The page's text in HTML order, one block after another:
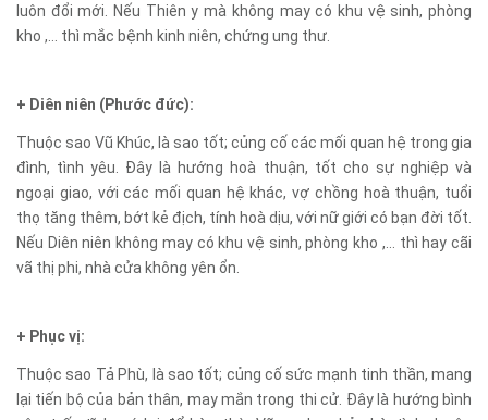
luôn đổi mới. Nếu Thiên y mà không may có khu vệ sinh, phòng
kho ,… thì mắc bệnh kinh niên, chứng ung thư.
+ Diên niên (Phước đức):
Thuộc sao Vũ Khúc, là sao tốt; củng cố các mối quan hệ trong gia
đình, tình yêu. Đây là hướng hoà thuận, tốt cho sự nghiệp và
ngoại giao, với các mối quan hệ khác, vợ chồng hoà thuận, tuổi
thọ tăng thêm, bớt kẻ địch, tính hoà dịu, với nữ giới có bạn đời tốt.
Nếu Diên niên không may có khu vệ sinh, phòng kho ,… thì hay cãi
vã thị phi, nhà cửa không yên ổn.
+ Phục vị:
Thuộc sao Tả Phù, là sao tốt; củng cố sức mạnh tinh thần, mang
lại tiến bộ của bản thân, may mắn trong thi cử. Đây là hướng bình